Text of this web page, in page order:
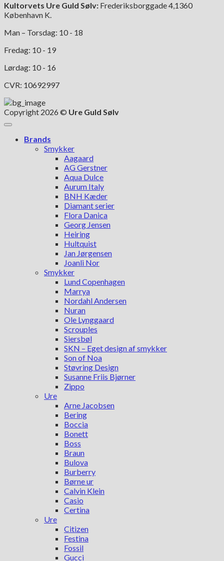
Kultorvets Ure Guld Sølv: Frederiksborggade 4,1360
København K.
Man – Torsdag: 10 - 18
Fredag: 10 - 19
Lørdag: 10 - 16
CVR: 10692997
Copyright 2026 © Ure Guld Sølv
Brands
Smykker
Aagaard
AG Gerstner
Aqua Dulce
Aurum Italy
BNH Kæder
Diamant serier
Flora Danica
Georg Jensen
Heiring
Hultquist
Jan Jørgensen
Joanli Nor
Smykker
Lund Copenhagen
Marrya
Nordahl Andersen
Nuran
Ole Lynggaard
Scrouples
Siersbøl
SKN – Eget design af smykker
Son of Noa
Støvring Design
Susanne Friis Bjørner
Zippo
Ure
Arne Jacobsen
Bering
Boccia
Bonett
Boss
Braun
Bulova
Burberry
Børne ur
Calvin Klein
Casio
Certina
Ure
Citizen
Festina
Fossil
Gucci